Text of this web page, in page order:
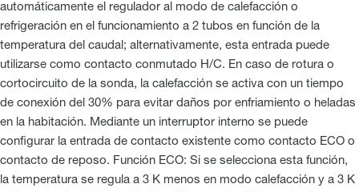
automáticamente el regulador al modo de calefacción o
refrigeración en el funcionamiento a 2 tubos en función de la
temperatura del caudal; alternativamente, esta entrada puede
utilizarse como contacto conmutado H/C. En caso de rotura o
cortocircuito de la sonda, la calefacción se activa con un tiempo
de conexión del 30% para evitar daños por enfriamiento o heladas
en la habitación. Mediante un interruptor interno se puede
configurar la entrada de contacto existente como contacto ECO o
contacto de reposo. Función ECO: Si se selecciona esta función,
la temperatura se regula a 3 K menos en modo calefacción y a 3 K